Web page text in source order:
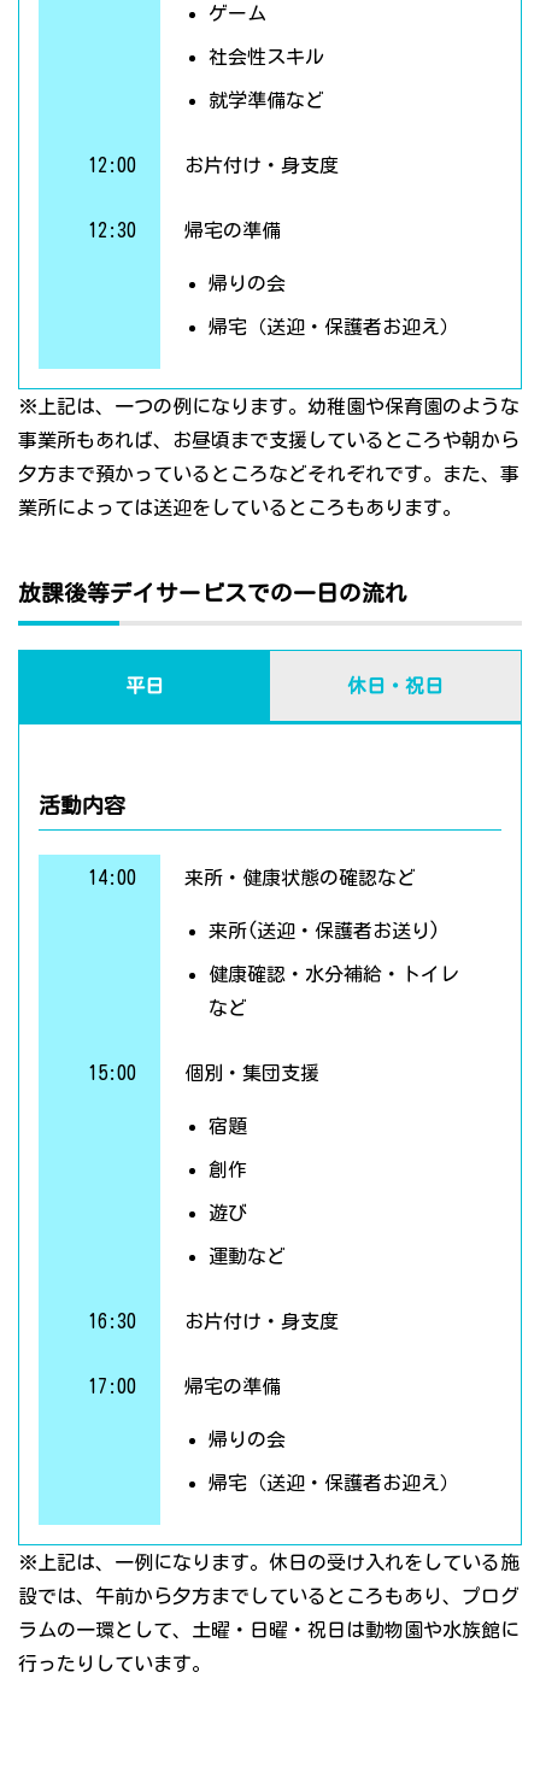
ゲーム
社会性スキル
就学準備など
12:00 お片付け・身支度
12:30 帰宅の準備
帰りの会
帰宅（送迎・保護者お迎え）
※上記は、一つの例になります。幼稚園や保育園のような
事業所もあれば、お昼頃まで支援しているところや朝から
夕方まで預かっているところなどそれぞれです。また、事
業所によっては送迎をしているところもあります。
放課後等デイサービスでの一日の流れ
平日 休日・祝日
活動内容
14:00 来所・健康状態の確認など
来所(送迎・保護者お送り)
健康確認・水分補給・トイレ
など
15:00 個別・集団支援
宿題
創作
遊び
運動など
16:30 お片付け・身支度
17:00 帰宅の準備
帰りの会
帰宅（送迎・保護者お迎え）
※上記は、一例になります。休日の受け入れをしている施
設では、午前から夕方までしているところもあり、プログ
ラムの一環として、土曜・日曜・祝日は動物園や水族館に
行ったりしています。